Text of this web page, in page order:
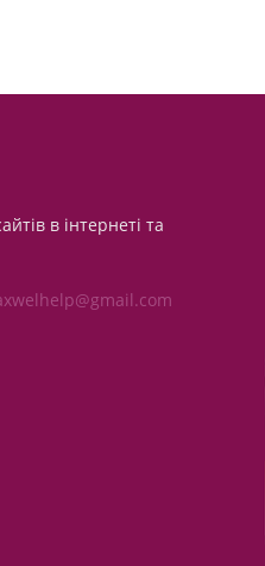
в інтернеті та